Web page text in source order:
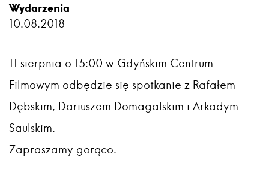
Wydarzenia
10.08.2018
11 sierpnia o 15:00 w Gdyńskim Centrum
Filmowym odbędzie się spotkanie z Rafałem
Dębskim, Dariuszem Domagalskim i Arkadym
Saulskim.
Zapraszamy gorąco.